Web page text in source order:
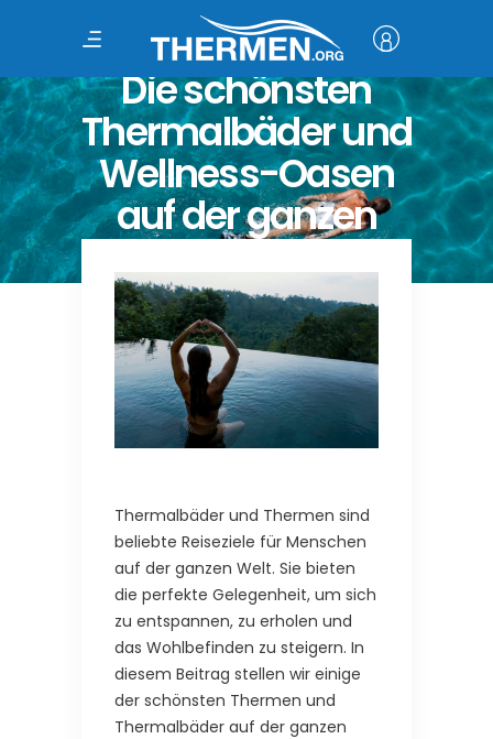
Thermen weltweit
Die schönsten
Thermalbäder und
Wellness-Oasen
auf der ganzen
Welt
Thermalbäder und Thermen sind
beliebte Reiseziele für Menschen
auf der ganzen Welt. Sie bieten
die perfekte Gelegenheit, um sich
zu entspannen, zu erholen und
das Wohlbefinden zu steigern. In
diesem Beitrag stellen wir einige
der schönsten Thermen und
Thermalbäder auf der ganzen